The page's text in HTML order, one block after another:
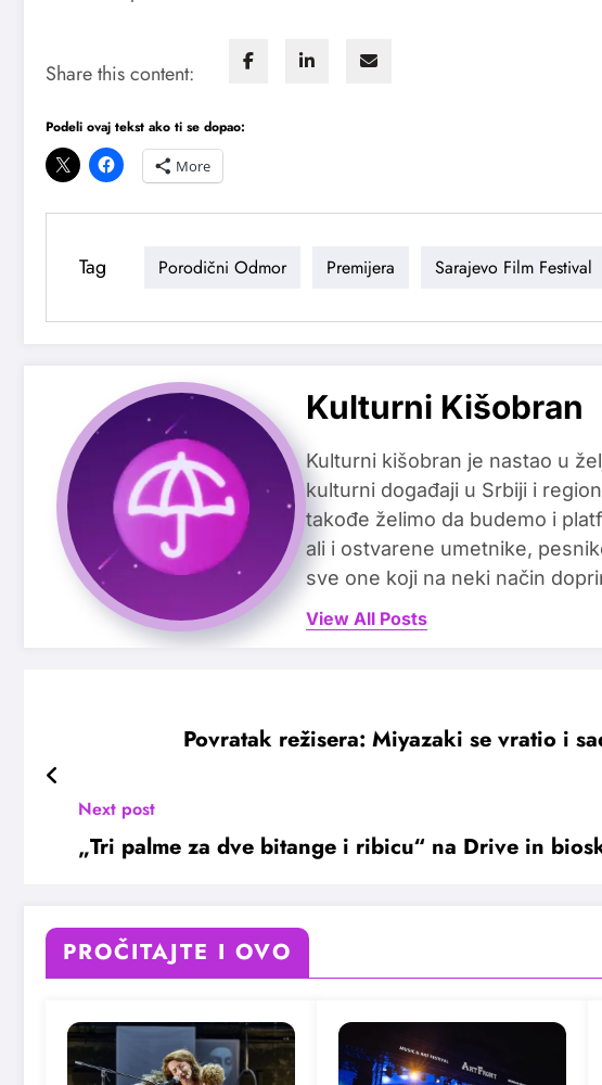
Share this content:
Podeli ovaj tekst ako ti se dopao:
More
Tag Porodični Odmor Premijera Sarajevo Film Festival
Kulturni Kišobran
Kulturni kišobran je nastao u
kulturni događaji u Srbiji i
takođe želimo da budemo i
ali i ostvarene umetnike,
sve one koji na neki način
View All Posts
Povratak režisera: Miyazaki se vratio i
Next post
„Tri palme za dve bitange i ribicu“ na Drive in
PROČITAJTE I OVO